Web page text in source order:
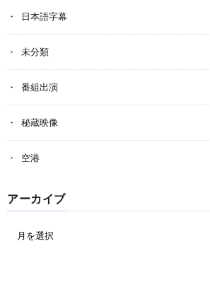
日本語字幕
未分類
番組出演
秘蔵映像
空港
アーカイブ